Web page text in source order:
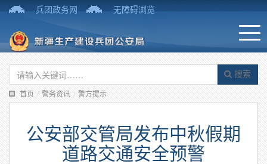
兵团政务网 无障碍浏览
搜索
首页 / 警务资讯 / 警方提示
公安部交管局发布中秋假期
道路交通安全预警